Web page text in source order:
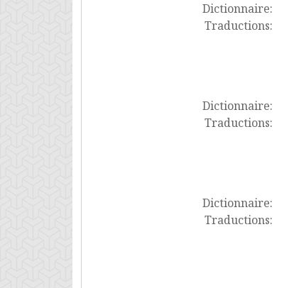
Dictionnaire:
Traductions:
Dictionnaire:
Traductions:
Dictionnaire:
Traductions: